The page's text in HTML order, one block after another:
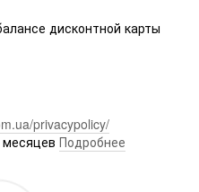
дисконтной карты
privacypolicy/
месяцев Подробнее